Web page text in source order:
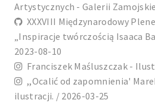
Artystycznych - Galerii
XXXVIII Międzynarodowy
„Inspiracje twórczością Isaaca
2023-08-10
Franciszek Maśluszczak -
,,Ocalić od zapomnienia'
ilustracji. / 2026-03-25